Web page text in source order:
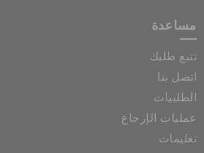
مساعدة
تتبع طلبك
اتصل بنا
الطلبيات
عمليات الإرجاع
تعليمات